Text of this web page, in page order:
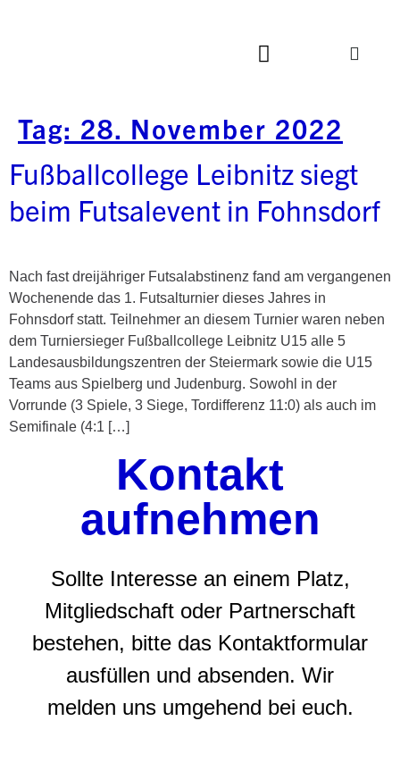
Tag: 28. November 2022
Fußballcollege Leibnitz siegt
beim Futsalevent in Fohnsdorf
Nach fast dreijähriger Futsalabstinenz fand am vergangenen
Wochenende das 1. Futsalturnier dieses Jahres in
Fohnsdorf statt. Teilnehmer an diesem Turnier waren neben
dem Turniersieger Fußballcollege Leibnitz U15 alle 5
Landesausbildungszentren der Steiermark sowie die U15
Teams aus Spielberg und Judenburg. Sowohl in der
Vorrunde (3 Spiele, 3 Siege, Tordifferenz 11:0) als auch im
Semifinale (4:1 […]
Kontakt
aufnehmen
Sollte Interesse an einem Platz,
Mitgliedschaft oder Partnerschaft
bestehen, bitte das Kontaktformular
ausfüllen und absenden. Wir
melden uns umgehend bei euch.